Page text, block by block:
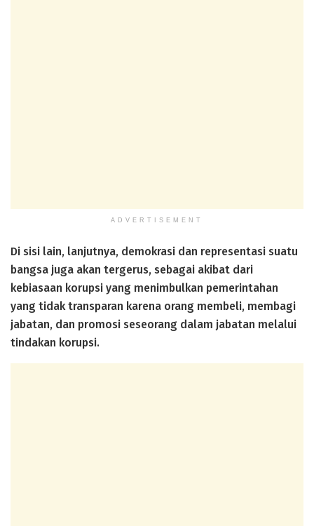
ADVERTISEMENT
Di sisi lain, lanjutnya, demokrasi dan representasi suatu
bangsa juga akan tergerus, sebagai akibat dari
kebiasaan korupsi yang menimbulkan pemerintahan
yang tidak transparan karena orang membeli, membagi
jabatan, dan promosi seseorang dalam jabatan melalui
tindakan korupsi.